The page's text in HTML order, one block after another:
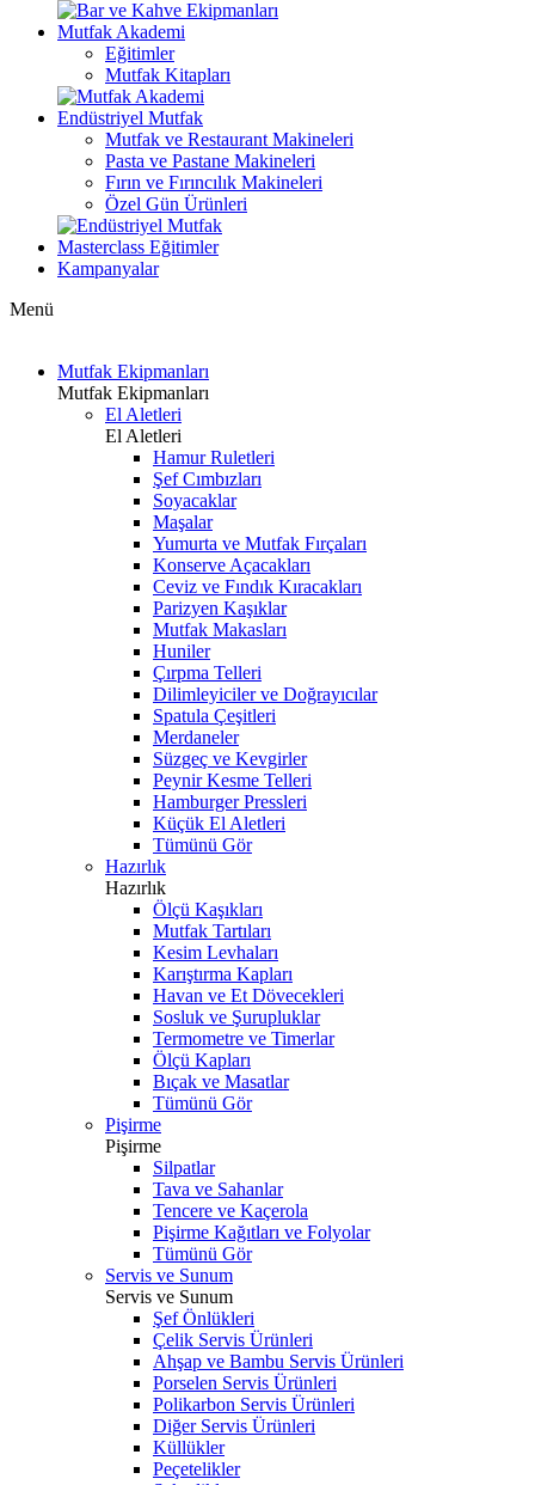
Mutfak Akademi
Eğitimler
Mutfak Kitapları
Endüstriyel Mutfak
Mutfak ve Restaurant Makineleri
Pasta ve Pastane Makineleri
Fırın ve Fırıncılık Makineleri
Özel Gün Ürünleri
Masterclass Eğitimler
Kampanyalar
Menü
Mutfak Ekipmanları
Mutfak Ekipmanları
El Aletleri
El Aletleri
Hamur Ruletleri
Şef Cımbızları
Soyacaklar
Maşalar
Yumurta ve Mutfak Fırçaları
Konserve Açacakları
Ceviz ve Fındık Kıracakları
Parizyen Kaşıklar
Mutfak Makasları
Huniler
Çırpma Telleri
Dilimleyiciler ve Doğrayıcılar
Spatula Çeşitleri
Merdaneler
Süzgeç ve Kevgirler
Peynir Kesme Telleri
Hamburger Pressleri
Küçük El Aletleri
Tümünü Gör
Hazırlık
Hazırlık
Ölçü Kaşıkları
Mutfak Tartıları
Kesim Levhaları
Karıştırma Kapları
Havan ve Et Dövecekleri
Sosluk ve Şurupluklar
Termometre ve Timerlar
Ölçü Kapları
Bıçak ve Masatlar
Tümünü Gör
Pişirme
Pişirme
Silpatlar
Tava ve Sahanlar
Tencere ve Kaçerola
Pişirme Kağıtları ve Folyolar
Tümünü Gör
Servis ve Sunum
Servis ve Sunum
Şef Önlükleri
Çelik Servis Ürünleri
Ahşap ve Bambu Servis Ürünleri
Porselen Servis Ürünleri
Polikarbon Servis Ürünleri
Diğer Servis Ürünleri
Küllükler
Peçetelikler